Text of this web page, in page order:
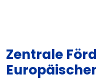
Zentrale